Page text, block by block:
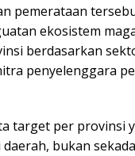
pemerataan
ekosistem
berdasarkan
penyelenggara
target per provinsi
bukan